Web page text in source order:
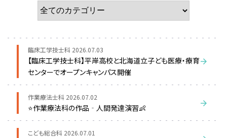
臨床工学技士科 2026.07.03
【臨床工学技士科】平岸高校と北海道立子ども医療・療育
センターでオープンキャンパス開催
作業療法士科 2026.07.02
⭐作業療法科の作品‐人間発達演習👶
こども総合科 2026.07.01